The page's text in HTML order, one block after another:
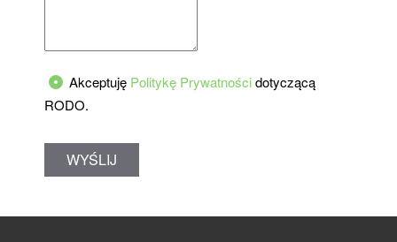
Akceptuję Politykę Prywatności
RODO.
WYŚLIJ